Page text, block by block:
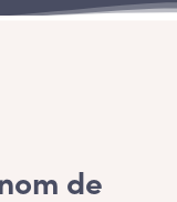
de